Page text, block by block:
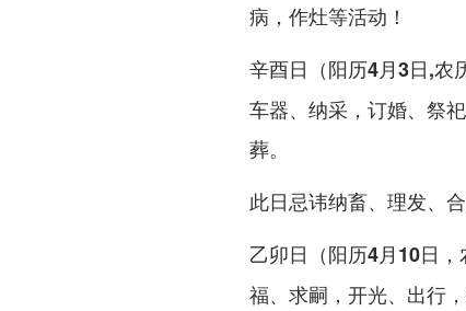
病，作灶等活动！
辛酉日（阳历4月3日,农
车器、纳采，订婚、祭
葬。
此日忌讳纳畜、理发、合
乙卯日（阳历4月10日，
福、求嗣，开光、出行